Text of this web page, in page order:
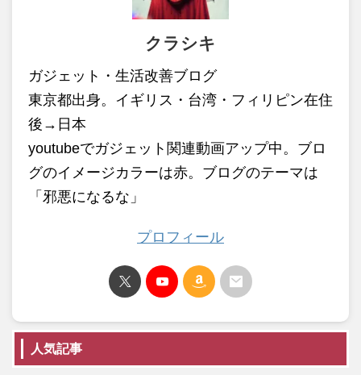
クラシキ
ガジェット・生活改善ブログ
東京都出身。イギリス・台湾・フィリピン在住
後→日本
youtubeでガジェット関連動画アップ中。ブロ
グのイメージカラーは赤。ブログのテーマは
「邪悪になるな」
プロフィール
人気記事